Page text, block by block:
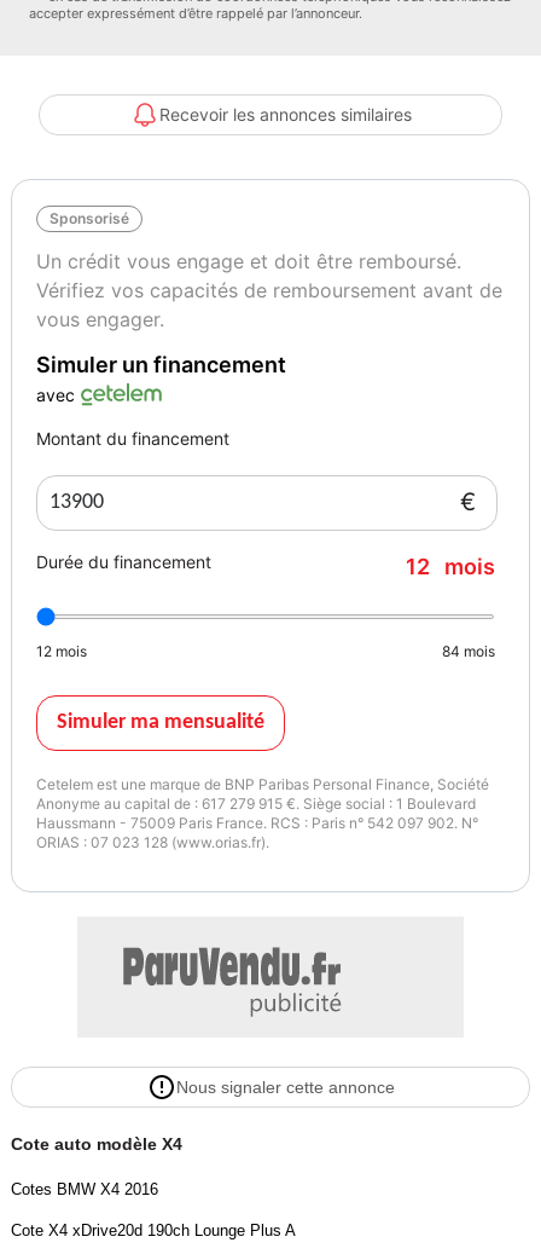
accepter expressément d’être rappelé par l’annonceur.
Recevoir les annonces similaires
Sponsorisé
Un crédit vous engage et doit être remboursé.
Vérifiez vos capacités de remboursement avant de
vous engager.
Simuler un financement
avec
Montant du financement
€
Durée du financement 12 mois
12 mois 84 mois
Simuler ma mensualité
Cetelem est une marque de BNP Paribas Personal Finance, Société
Anonyme au capital de : 617 279 915 €. Siège social : 1 Boulevard
Haussmann - 75009 Paris France. RCS : Paris n° 542 097 902. N°
ORIAS : 07 023 128 (www.orias.fr).
Nous signaler cette annonce
Cote auto modèle X4
Cotes BMW X4 2016
Cote X4 xDrive20d 190ch Lounge Plus A